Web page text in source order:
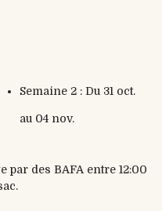
Semaine 2 : Du 31 oct.
au 04 nov.
des BAFA entre 12:00